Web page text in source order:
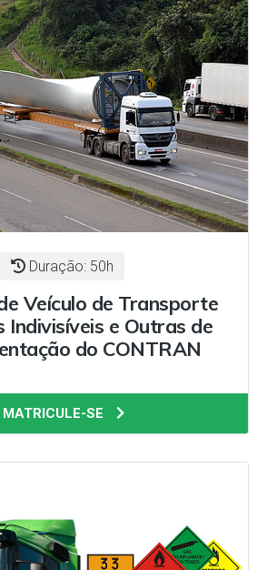
Duração: 50h
Veículo de Transporte
Indivisíveis e Outras de
do CONTRAN
MATRICULE-SE